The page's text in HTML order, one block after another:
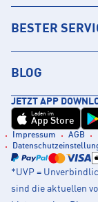
BESTER
BLOG
JETZT APP
Laden im
App Store
Impressum AGB
*UVP =
sind die aktuellen